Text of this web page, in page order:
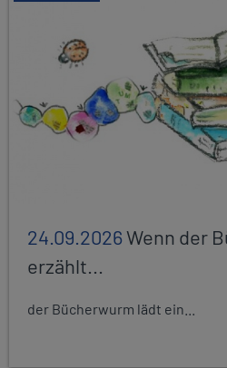
24.09.2026Wenn der
erzählt...
der Bücherwurm lädt ein...